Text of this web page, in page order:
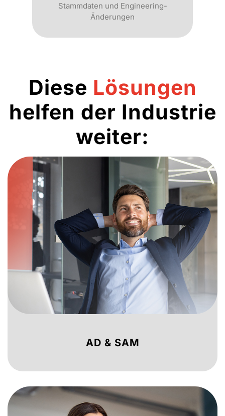
Stammdaten und Engineering-
Änderungen
Diese Lösungen
helfen der Industrie
weiter:
AD & SAM